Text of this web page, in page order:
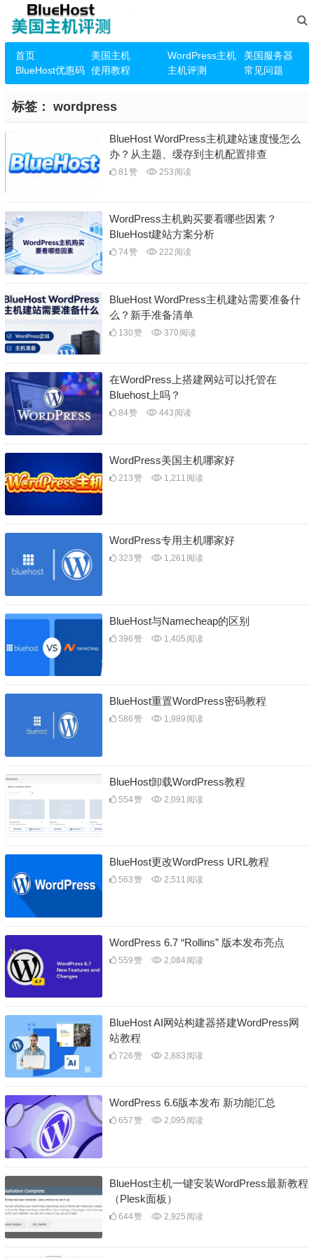
首页 美国主机 WordPress主机
美国服务器
BlueHost优惠码
使用教程 主机评测 常见问题
标签： wordpress
BlueHost WordPress主机建站速度慢怎么
办？从主题、缓存到主机配置排查
81赞 253 阅读
WordPress主机购买要看哪些因素？
BlueHost建站方案分析
74赞 222 阅读
BlueHost WordPress主机建站需要准备什
么？新手准备清单
130赞 370 阅读
在WordPress上搭建网站可以托管在
Bluehost上吗？
84赞 443 阅读
WordPress美国主机哪家好
213赞 1,211 阅读
WordPress专用主机哪家好
323赞 1,261 阅读
BlueHost与Namecheap的区别
396赞 1,405 阅读
BlueHost重置WordPress密码教程
586赞 1,989 阅读
BlueHost卸载WordPress教程
554赞 2,091 阅读
BlueHost更改WordPress URL教程
563赞 2,511 阅读
WordPress 6.7 “Rollins” 版本发布亮点
559赞 2,084阅读
BlueHost AI网站构建器搭建WordPress网
站教程
726赞 2,883 阅读
WordPress 6.6版本发布 新功能汇总
657赞 2,095 阅读
BlueHost主机一键安装WordPress最新教程
（Plesk面板）
644赞 2,925 阅读